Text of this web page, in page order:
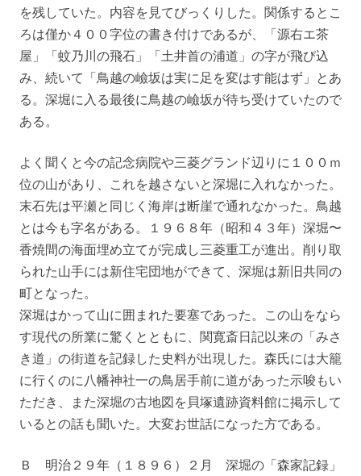
を残していた。内容を見てびっくりした。関係するとこ
ろは僅か４００字位の書き付けであるが、「源右エ茶
屋」「蚊乃川の飛石」「土井首の浦道」の字が飛び込
み、続いて「鳥越の嶮坂は実に足を変はす能はず」とあ
る。深堀に入る最後に鳥越の嶮坂が待ち受けていたので
ある。
よく聞くと今の記念病院や三菱グランド辺りに１００ｍ
位の山があり、これを越さないと深堀に入れなかった。
末石先は平瀬と同じく海岸は断崖で通れなかった。鳥越
とは今も字名がある。１９６８年（昭和４３年）深堀〜
香焼間の海面埋め立てが完成し三菱重工が進出。削り取
られた山手には新住宅団地ができて、深堀は新旧共同の
町となった。
深堀はかって山に囲まれた要塞であった。この山をなら
す現代の所業に驚くとともに、関寛斎日記以来の「みさ
き道」の街道を記録した史料が出現した。森氏には大籠
に行くのに八幡神社一の鳥居手前に道があった示唆もい
ただき、また深堀の古地図を貝塚遺跡資料館に掲示して
いるとの話も聞いた。大変お世話になった方である。
Ｂ 明治２９年（１８９６）２月 深堀の「森家記録」